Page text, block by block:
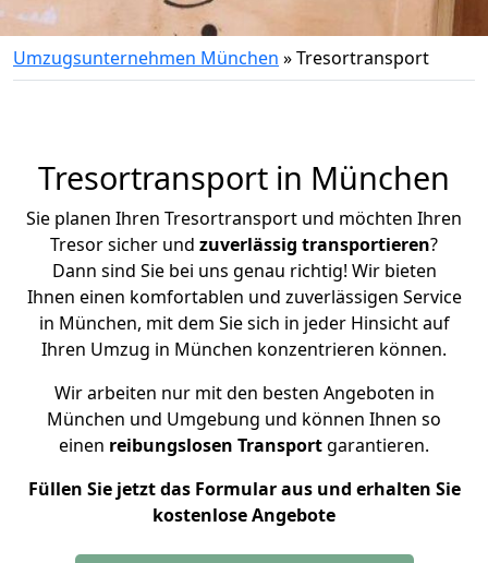
Umzugsunternehmen München »Tresortransport
Tresortransport in München
Sie planen Ihren Tresortransport und möchten Ihren
Tresor sicher und zuverlässig transportieren?
Dann sind Sie bei uns genau richtig! Wir bieten
Ihnen einen komfortablen und zuverlässigen Service
in München, mit dem Sie sich in jeder Hinsicht auf
Ihren Umzug in München konzentrieren können.
Wir arbeiten nur mit den besten Angeboten in
München und Umgebung und können Ihnen so
einen reibungslosen Transportgarantieren.
Füllen Sie jetzt das Formular aus und erhalten Sie
kostenlose Angebote